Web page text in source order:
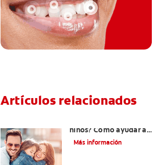
Artículos relacionados
niños? Cómo ayudar a
tus pequeños en el
Más información